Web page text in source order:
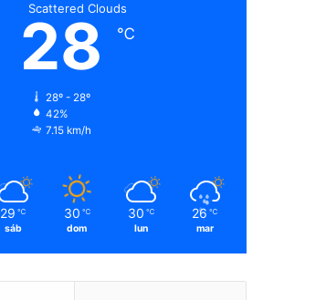
Scattered Clouds
28 ℃
28º - 28º
42%
7.15 km/h
29 ℃
sáb
30 ℃
dom
30 ℃
lun
26 ℃
mar